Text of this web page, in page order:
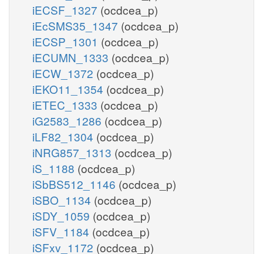
iECSF_1327 (ocdcea_p)
iEcSMS35_1347 (ocdcea_p)
iECSP_1301 (ocdcea_p)
iECUMN_1333 (ocdcea_p)
iECW_1372 (ocdcea_p)
iEKO11_1354 (ocdcea_p)
iETEC_1333 (ocdcea_p)
iG2583_1286 (ocdcea_p)
iLF82_1304 (ocdcea_p)
iNRG857_1313 (ocdcea_p)
iS_1188 (ocdcea_p)
iSbBS512_1146 (ocdcea_p)
iSBO_1134 (ocdcea_p)
iSDY_1059 (ocdcea_p)
iSFV_1184 (ocdcea_p)
iSFxv_1172 (ocdcea_p)